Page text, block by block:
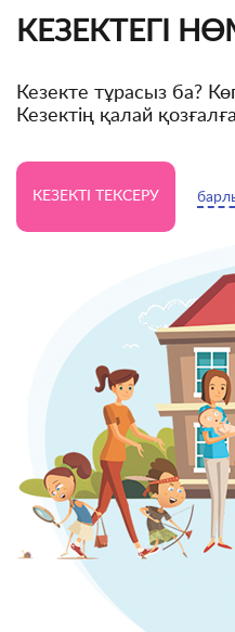
КЕЗЕКТЕГІ
Кезекте тұрасыз ба?
Кезектің қалай
КЕЗЕКТІ ТЕКСЕРУ